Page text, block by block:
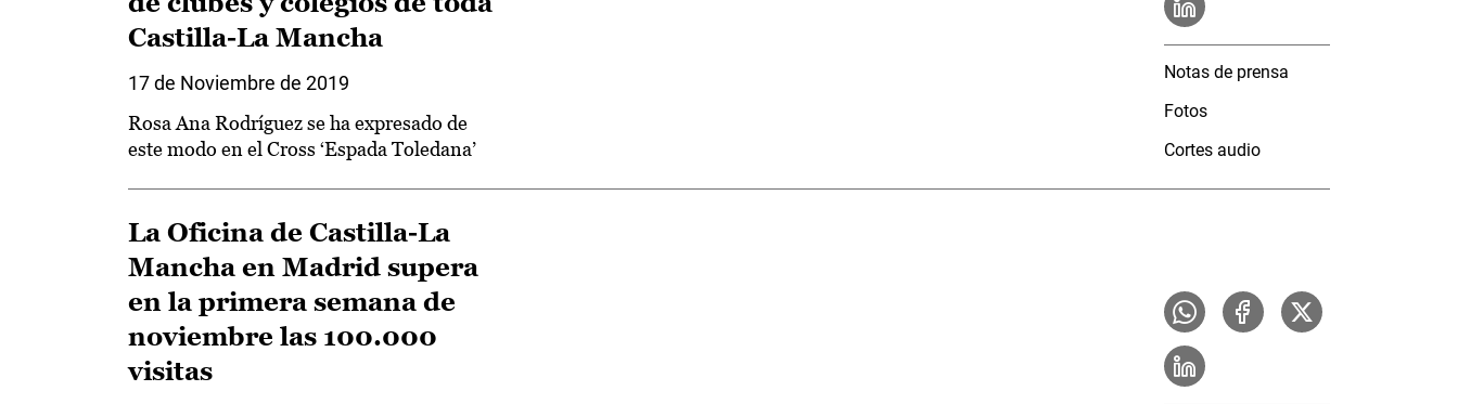
Castilla-La Mancha
17 de Noviembre de 2019
Rosa Ana Rodríguez se ha expresado de
este modo en el Cross ‘Espada Toledana’
Notas de prensa
Fotos
Cortes audio
La Oficina de Castilla-La
Mancha en Madrid supera
en la primera semana de
noviembre las 100.000
visitas